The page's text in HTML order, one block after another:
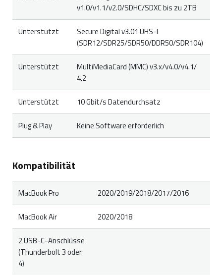
v1.0/v1.1/v2.0/SDHC/SDXC bis zu 2TB
Unterstützt
Secure Digital v3.01 UHS-I
(SDR12/SDR25/SDR50/DDR50/SDR104)
Unterstützt
MultiMediaCard (MMC) v3.x/v4.0/v4.1/
4.2
Unterstützt 10 Gbit/s Datendurchsatz
Plug & Play Keine Software erforderlich
Kompatibilität
MacBook Pro 2020/2019/2018/2017/2016
MacBook Air 2020/2018
2 USB-C-Anschlüsse
(Thunderbolt 3 oder
4)